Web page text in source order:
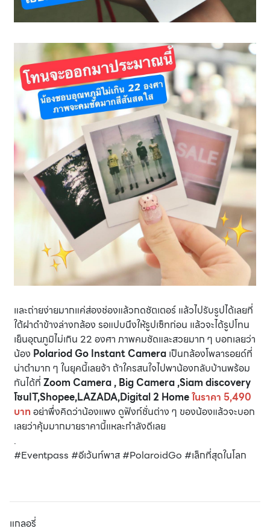
และถ่ายง่ายมากแค่ส่องช่องแล้วกดชัตเตอร์ แล้วไปรับรูปได้เลยที่
ใต้ฝาดำข้างล่างกล้อง รอแปบนึงให้รูปเซ็ทก่อน แล้วจะได้รูปโทน
เย็นอุณภูมิไม่เกิน 22 องศา ภาพคมชัดและสวยมาก ๆ บอกเลยว่า
น้อง Polariod Go Instant Camera เป็นกล้องโพลารอยด์ที่
น่าตำมาก ๆ ในยุคนี้เลยจ้า ถ้าใครสนใจไปพาน้องกลับบ้านพร้อม
กันได้ที่ Zoom Camera , Big Camera ,Siam discovery
โซนIT,Shopee,LAZADA,Digital 2 Homeในราคา 5,490
บาทอย่าพึ่งคิดว่าน้องแพง ดูฟังก์ชั่นต่าง ๆ ของน้องแล้วจะบอก
เลยว่าคุ้มมากมายราคานี้แหละกำลังดีเลย
.
#Eventpass #อีเว้นท์พาส #PolaroidGo #เล็กที่สุดในโลก
แกลอรี่